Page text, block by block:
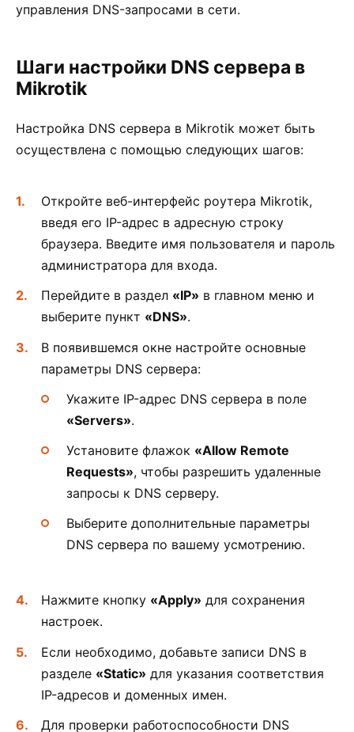
управления DNS-запросами в сети.
Шаги настройки DNS сервера в
Mikrotik
Настройка DNS сервера в Mikrotik может быть
осуществлена с помощью следующих шагов:
Откройте веб-интерфейс роутера Mikrotik,
введя его IP-адрес в адресную строку
браузера. Введите имя пользователя и пароль
администратора для входа.
Перейдите в раздел «IP» в главном меню и
выберите пункт «DNS».
В появившемся окне настройте основные
параметры DNS сервера:
Укажите IP-адрес DNS сервера в поле
«Servers».
Установите флажок «Allow Remote
Requests», чтобы разрешить удаленные
запросы к DNS серверу.
Выберите дополнительные параметры
DNS сервера по вашему усмотрению.
Нажмите кнопку «Apply» для сохранения
настроек.
Если необходимо, добавьте записи DNS в
разделе «Static» для указания соответствия
IP-адресов и доменных имен.
Для проверки работоспособности DNS